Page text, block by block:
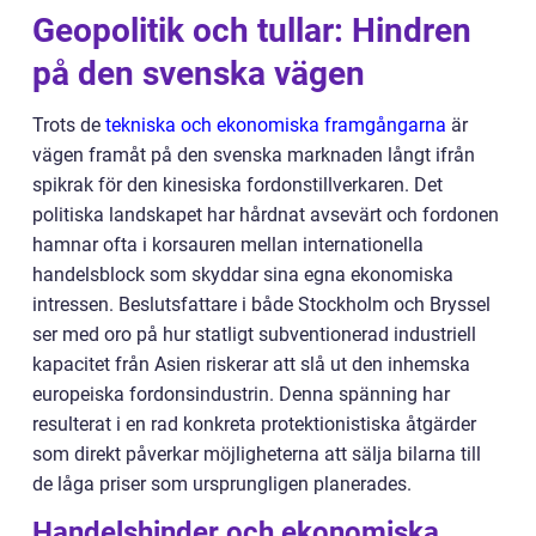
Geopolitik och tullar: Hindren
på den svenska vägen
Trots de tekniska och ekonomiska framgångarna är
vägen framåt på den svenska marknaden långt ifrån
spikrak för den kinesiska fordonstillverkaren. Det
politiska landskapet har hårdnat avsevärt och fordonen
hamnar ofta i korsauren mellan internationella
handelsblock som skyddar sina egna ekonomiska
intressen. Beslutsfattare i både Stockholm och Bryssel
ser med oro på hur statligt subventionerad industriell
kapacitet från Asien riskerar att slå ut den inhemska
europeiska fordonsindustrin. Denna spänning har
resulterat i en rad konkreta protektionistiska åtgärder
som direkt påverkar möjligheterna att sälja bilarna till
de låga priser som ursprungligen planerades.